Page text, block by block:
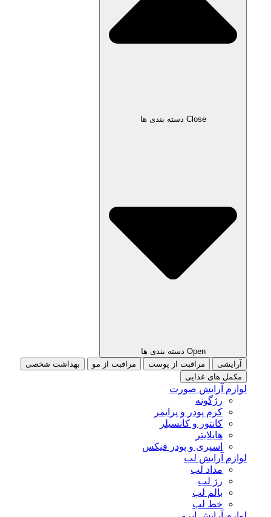
Close دسته بندی ها
Open دسته بندی ها
آرایشی
مراقبت از پوست مراقبت از مو
بهداشت شخصی
مکمل های غذایی
لوازم آرایش صورت
رژگونه
کرم پودر و پرایمر
کانتور و کانسیلر
هایلایتر
اسپری و پودر فیکس
لوازم آرایش لب
مداد لب
رژ لب
بالم لب
خط لب